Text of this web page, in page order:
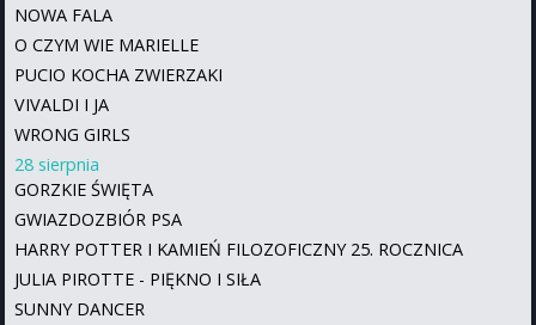
NOWA FALA
O CZYM WIE MARIELLE
PUCIO KOCHA ZWIERZAKI
VIVALDI I JA
WRONG GIRLS
28 sierpnia
GORZKIE ŚWIĘTA
GWIAZDOZBIÓR PSA
HARRY POTTER I KAMIEŃ FILOZOFICZNY 25. ROCZNICA
JULIA PIROTTE - PIĘKNO I SIŁA
SUNNY DANCER